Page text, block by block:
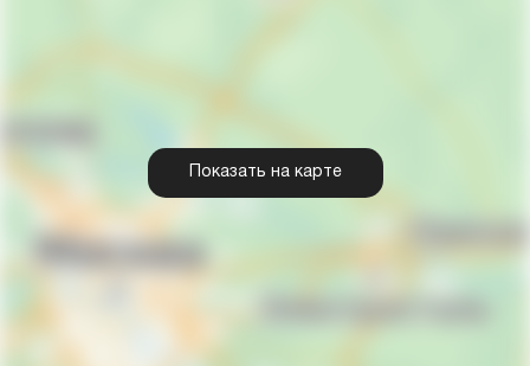
Показать на карте